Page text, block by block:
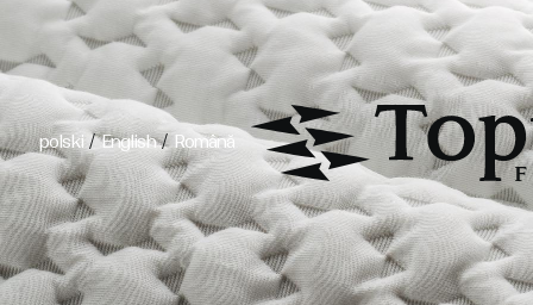
polski / English / Română